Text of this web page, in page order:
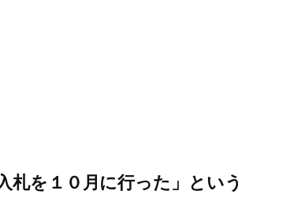
札を１０月に行った」という